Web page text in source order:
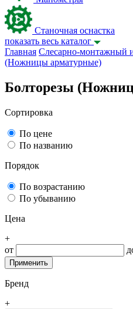
Станочная оснастка
показать весь каталог
Главная Слесарно-монтажный
(Ножницы арматурные)
Болторезы
Сортировка
По цене
По названию
Порядок
По возрастанию
По убыванию
Цена
+
от
Бренд
+